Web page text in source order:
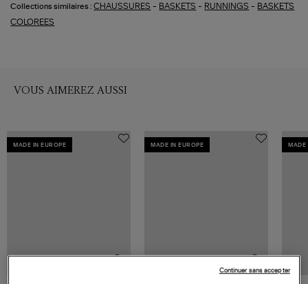
Collections similaires : CHAUSSURES - BASKETS - RUNNINGS - BASKETS
COLOREES
VOUS AIMEREZ AUSSI
MADE IN EUROPE MADE IN EUROPE MADE
Continuer sans accepter